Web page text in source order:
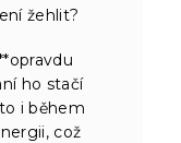
žehlit?
ho stačí
i během
což